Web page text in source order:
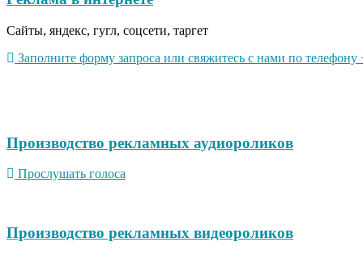
Сайты, яндекс, гугл, соцсети, таргет
Заполните форму запроса или свяжитесь с нами по
Производство рекламных аудиороликов
Прослушать голоса
Производство рекламных видеороликов